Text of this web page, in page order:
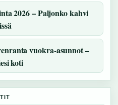
2026 – Paljonko kahvi
vuokra-asunnot –
koti